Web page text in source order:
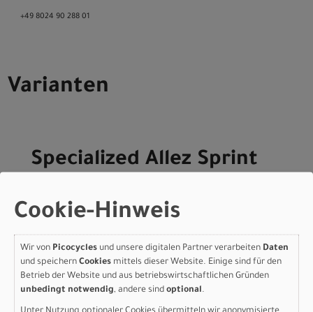
+49 8024 90 288 01
Varianten
Specialized Allez Sprint
Smartweld Alloy Majesty
Blue/Glacial Metallic
Impasto 49
Modelljahr 2026
Lieferbar in ca. 5-8 Werktagen
Cookie-Hinweis
Wir von Picocycles und unsere digitalen Partner verarbeiten Daten
und speichern Cookies mittels dieser Website. Einige sind für den
Betrieb der Website und aus betriebswirtschaftlichen Gründen
unbedingt notwendig, andere sind optional.